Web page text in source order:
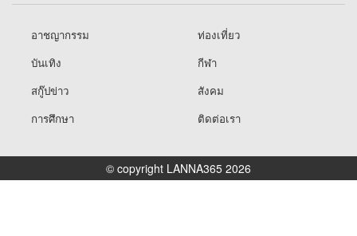
อาชญากรรม
ท่องเที่ยว
บันเทิง
กีฬา
สกู๊ปข่าว
สังคม
การศึกษา
ติดต่อเรา
© copyright LANNA365 2026